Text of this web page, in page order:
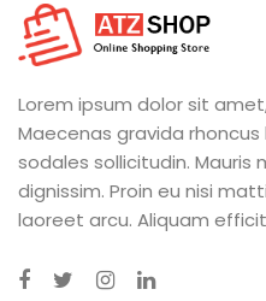
Lorem ipsum dolor sit
Maecenas gravida rhoncus
sodales sollicitudin. Mauris
dignissim. Proin eu nisi
laoreet arcu. Aliquam